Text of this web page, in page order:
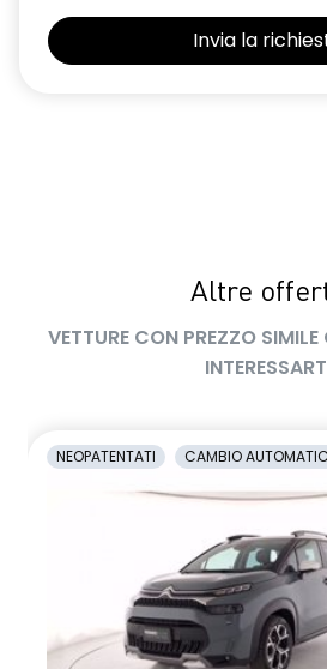
Selleria Stepway in tessuto blu e nero
Volante regolabile in altezza e
Altre
VETTURE CON PREZZO SIMILE
NEOPATENTATI CAMBIO